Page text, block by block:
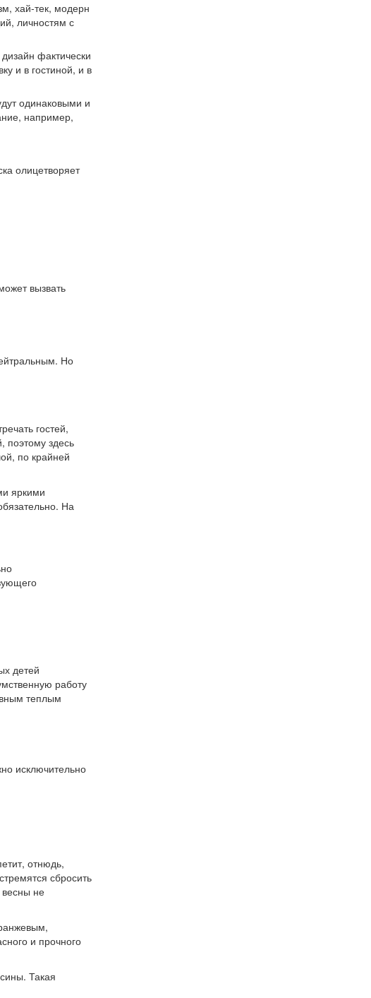
хай-тек, модерн
личностям с
фактически
и в гостиной, и в
одинаковыми и
например,
олицетворяет
вызвать
Но
гостей,
поэтому здесь
по крайней
яркими
На
детей
работу
теплым
исключительно
отнюдь,
сбросить
весны не
и прочного
Такая